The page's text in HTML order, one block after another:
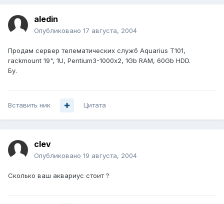
aledin
Опубликовано 17 августа, 2004
Продам сервер телематических служб Aquarius T101,
rackmount 19", 1U, Pentium3-1000х2, 1Gb RAM, 60Gb HDD.
Бу.
Вставить ник Цитата
clev
Опубликовано 19 августа, 2004
Сколько ваш аквариус стоит ?